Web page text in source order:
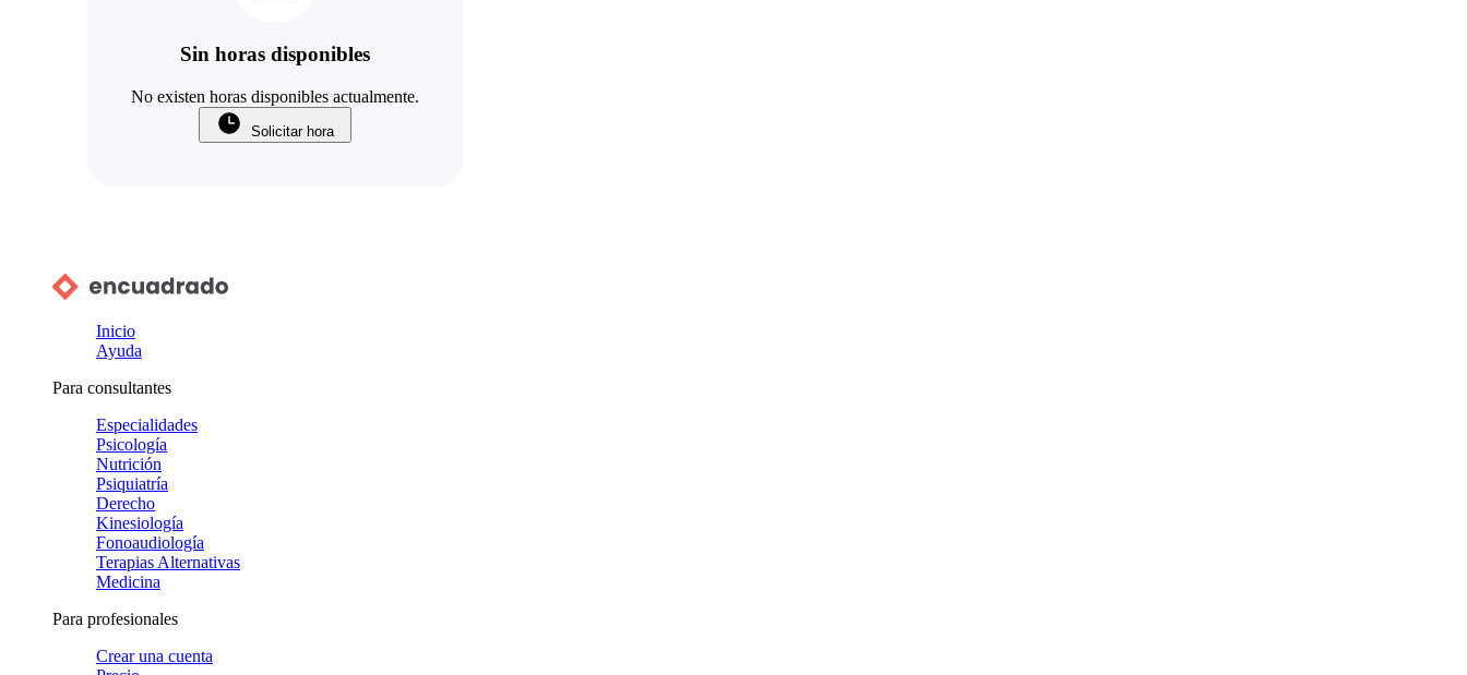
Sin horas disponibles
No existen horas disponibles actualmente.
Solicitar hora
Inicio
Ayuda
Para consultantes
Especialidades
Psicología
Nutrición
Psiquiatría
Derecho
Kinesiología
Fonoaudiología
Terapias Alternativas
Medicina
Para profesionales
Crear una cuenta